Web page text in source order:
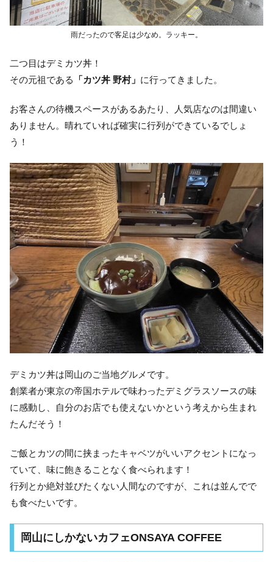
雨だったので客足は少なめ。ラッキー。
二つ目はデミカツ丼！
その元祖である
「カツ丼 野村」 に行ってきました。
お客さんの待機スペースがあるあたり、人気店なのは間違い
ありません。晴れていれば確実に行列ができているでしょ
う！
デミカツ丼は岡山のご当地グルメです。
創業者が東京の帝国ホテルで味わったデミグラスソースの味
に感動し、自分のお店でも使えないかという考えから生まれ
たんだそう！
ご飯とカツの間に挟まったキャベツがいいアクセントになっ
ていて、味に飽きることなく食べられます！
行列とか絶対並びたくない人間なのですが、これは並んでで
も食べたいです。
岡山にしかないカフェONSAYA COFFEE